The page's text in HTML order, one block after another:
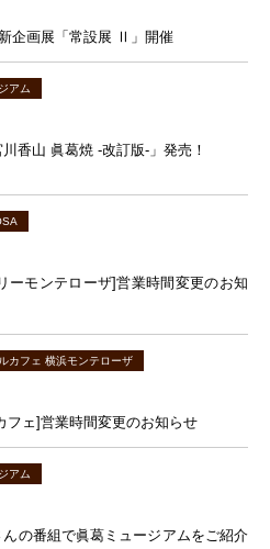
企画展「常設展 Ⅱ」開催
アム
香山 眞葛焼 -改訂版-」発売！
ーモンテローザ]営業時間変更のお知
カフェ 横浜モンテローザ
フェ]営業時間変更のお知らせ
アム
んの番組で眞葛ミュージアムをご紹介